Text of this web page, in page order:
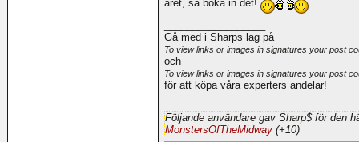
året, så boka in det!
Gå med i Sharps lag på
To view links or images in signatures your post
och
To view links or images in signatures your post
för att köpa våra experters andelar!
Följande användare gav Sharp$ för den
MonstersOfTheMidway (+10)